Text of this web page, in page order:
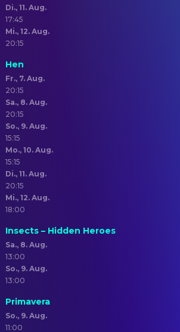
Di., 11. Aug.
17:45
Mi., 12. Aug.
20:15
Hen
Fr., 7. Aug.
20:15
Sa., 8. Aug.
20:15
So., 9. Aug.
15:15
Mo., 10. Aug.
15:15
Di., 11. Aug.
20:15
Mi., 12. Aug.
18:00
Insects – Hidden Heroes
Sa., 8. Aug.
13:00
So., 9. Aug.
13:00
Primavera
So., 9. Aug.
11:00